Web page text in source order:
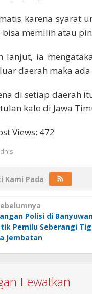
karena syarat
memilih atau
lanjut, ia
daerah maka
di setiap daerah
kalo di Jawa
Views: 472
Kami Pada
Polisi di
Pemilu Seberangi
Jembatan
Lewatkan